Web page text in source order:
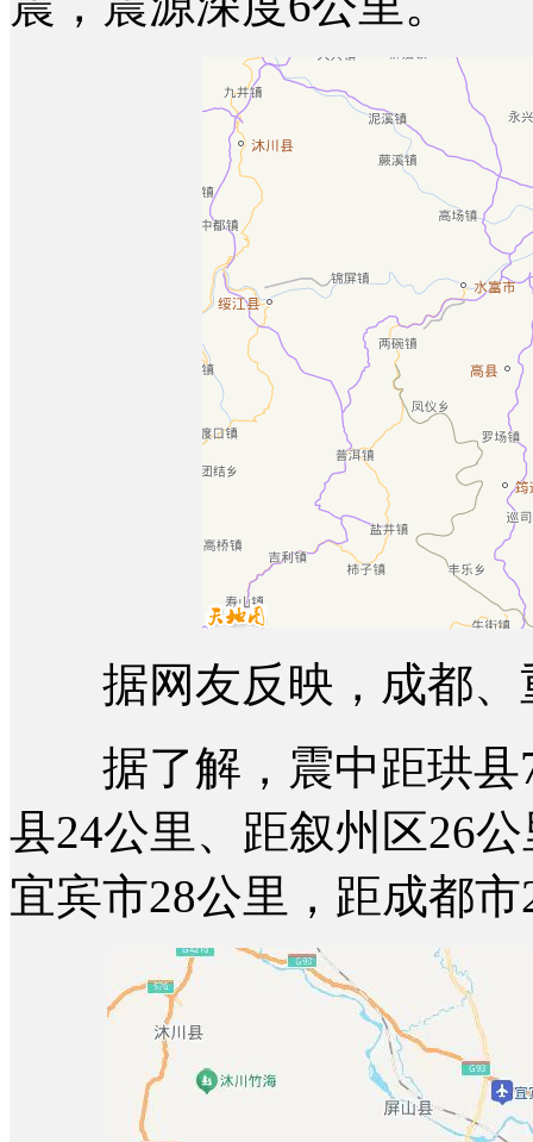
据网友反映，成都、
据了解，震中距珙县7
县24公里、距叙州区26
宜宾市28公里，距成都